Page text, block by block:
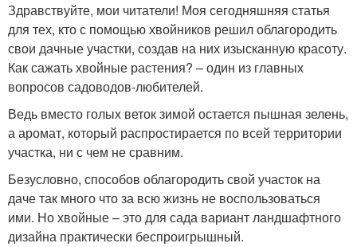
Здравствуйте, мои читатели! Моя сегодняшняя статья
для тех, кто с помощью хвойников решил облагородить
свои дачные участки, создав на них изысканную красоту.
Как сажать хвойные растения? – один из главных
вопросов садоводов-любителей.
Ведь вместо голых веток зимой остается пышная зелень,
а аромат, который распростирается по всей территории
участка, ни с чем не сравним.
Безусловно, способов облагородить свой участок на
даче так много что за всю жизнь не воспользоваться
ими. Но хвойные – это для сада вариант ландшафтного
дизайна практически беспроигрышный.